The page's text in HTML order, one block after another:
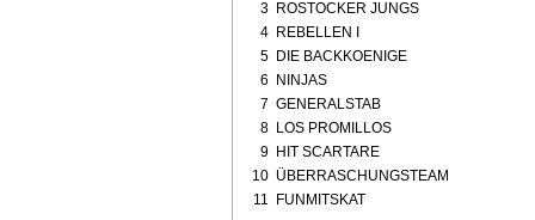
3
ROSTOCKER JUNGS
4
REBELLEN I
5
DIE BACKKOENIGE
6
NINJAS
7 GENERALSTAB
8
LOS PROMILLOS
9
HIT SCARTARE
10 ÜBERRASCHUNGSTEAM
11
FUNMITSKAT